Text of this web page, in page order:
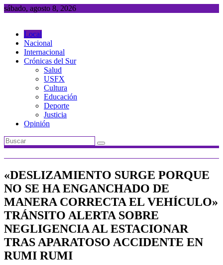
Saltar
sábado, agosto 8, 2026
Local
Nacional
Internacional
Crónicas del Sur
Salud
USFX
Cultura
Educación
Deporte
Justicia
Opinión
«DESLIZAMIENTO SURGE PORQUE
NO SE HA ENGANCHADO DE
MANERA CORRECTA EL VEHÍCULO»
TRÁNSITO ALERTA SOBRE
NEGLIGENCIA AL ESTACIONAR
TRAS APARATOSO ACCIDENTE EN
RUMI RUMI